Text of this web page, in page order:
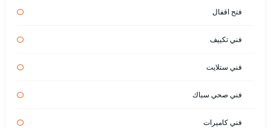
فتح اقفال
فني تكييف
فني ستلايت
فني صحي سباك
فني كاميرات